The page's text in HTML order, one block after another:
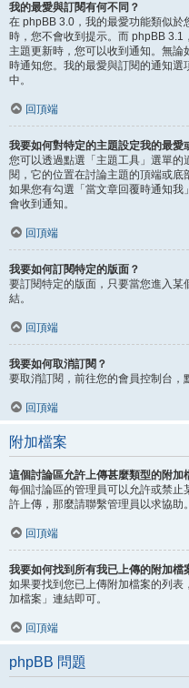
我的最愛與訂閱有何不同？
在 phpBB 3.0，我的最愛功能類似
時，您不會收到提示。而 phpBB 3.1
主題更新時，您可以收到通知。無
時通知您。我的最愛與訂閱的通知選
中。
回頂端
我要如何對特定的主題設定我的最愛
您可以透過點選「主題工具」選單
閱，它的位置在討論主題的頂端或底
如果您有勾選「當文章回覆時通知
會收到通知。
回頂端
我要如何訂閱特定的版面？
要訂閱特定的版面，只要當您進入
結。
回頂端
我要如何取消訂閱？
要取消訂閱，前往您的會員控制台，
回頂端
附加檔案
這個討論區允許上傳甚麼類型的附加
每個討論區的管理員可以允許或禁
許上傳，那麼請聯繫管理員以求協助。
回頂端
我要如何找到所有我已上傳的附加檔
如果要找到您已上傳附加檔案的列
加檔案」連結即可。
回頂端
phpBB 問題